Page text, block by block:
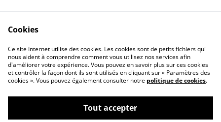
Contactez-nous
Conditions
Politique de
confidentialité
Politique de cookies
Cookies
Ce site Internet utilise des cookies. Les cookies sont de petits fichiers qui
nous aident à comprendre comment vous utilisez nos services afin
d'améliorer votre expérience. Vous pouvez en savoir plus sur ces cookies
et contrôler la façon dont ils sont utilisés en cliquant sur « Paramètres des
cookies ». Vous pouvez également consulter notre politique de cookies.
Tout accepter